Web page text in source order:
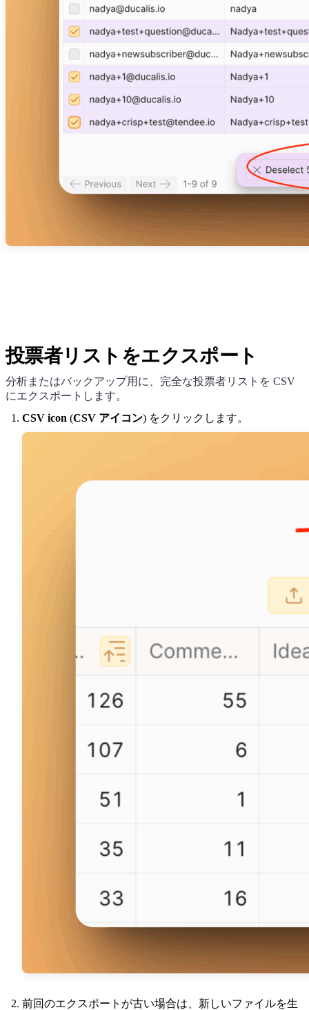
投票者リストをエクスポート
分析またはバックアップ用に、完全な投票者リストを CSV
にエクスポートします。
CSV icon (CSV アイコン) をクリックします。
前回のエクスポートが古い場合は、新しいファイルを生